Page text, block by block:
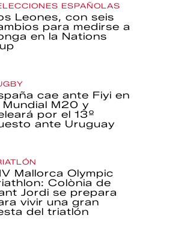
ESPAÑOLAS
Leones, con seis
para medirse a
en la Nations
cae ante Fiyi en
Mundial M20 y
por el 13º
ante Uruguay
Mallorca Olympic
Colònia de
Jordi se prepara
vivir una gran
del triatlón